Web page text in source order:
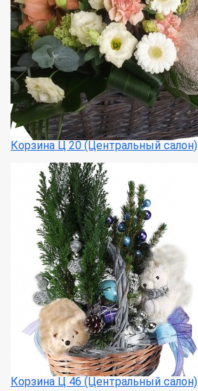
Корзина Ц 20 (Центральный салон)
Корзина Ц 46 (Центральный салон)